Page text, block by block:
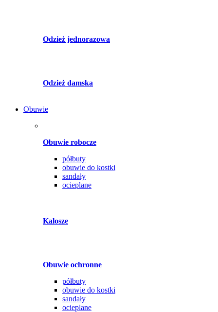
Odzież jednorazowa
Odzież damska
Obuwie
Obuwie robocze
półbuty
obuwie do kostki
sandały
ocieplane
Kalosze
Obuwie ochronne
półbuty
obuwie do kostki
sandały
ocieplane